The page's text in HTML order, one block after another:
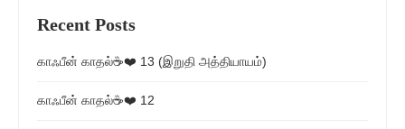
Recent Posts
காஃபீன் காதல்☕❤️ 13 (இறுதி அத்தியாயம்)
காஃபீன் காதல்☕❤️ 12